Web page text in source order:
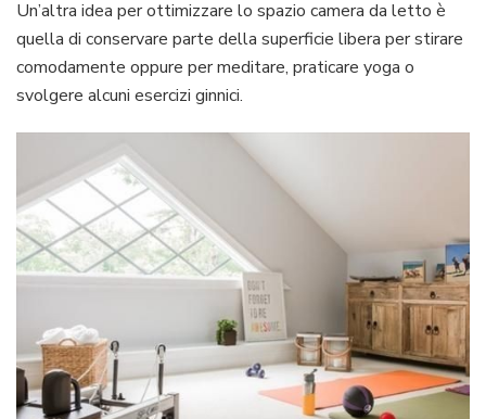
Un’altra idea per ottimizzare lo spazio camera da letto è
quella di conservare parte della superficie libera per stirare
comodamente oppure per meditare, praticare yoga o
svolgere alcuni esercizi ginnici.